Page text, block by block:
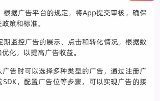
根据广告平台的规定，将App提交审核，确保
策和标准。
期监控广告的展示、点击和转化情况，根据数
化，以提高广告收益。
告时可以选择多种类型的广告，通过注册广
，配置广告位等步骤，可以实现广告的接